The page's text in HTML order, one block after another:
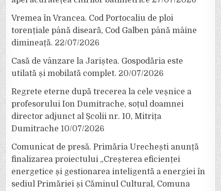
Vremea în Vrancea. Cod Portocaliu de ploi
torențiale până diseară, Cod Galben până mâine
dimineață. 22/07/2026
Casă de vânzare la Jariștea. Gospodăria este
utilată și mobilată complet. 20/07/2026
Regrete eterne după trecerea la cele veșnice a
profesorului Ion Dumitrache, soțul doamnei
director adjunct al Școlii nr. 10, Mitrița
Dumitrache 10/07/2026
Comunicat de presă. Primăria Urechești anunță
finalizarea proiectului „Creșterea eficienței
energetice și gestionarea inteligentă a energiei în
sediul Primăriei și Căminul Cultural, Comuna